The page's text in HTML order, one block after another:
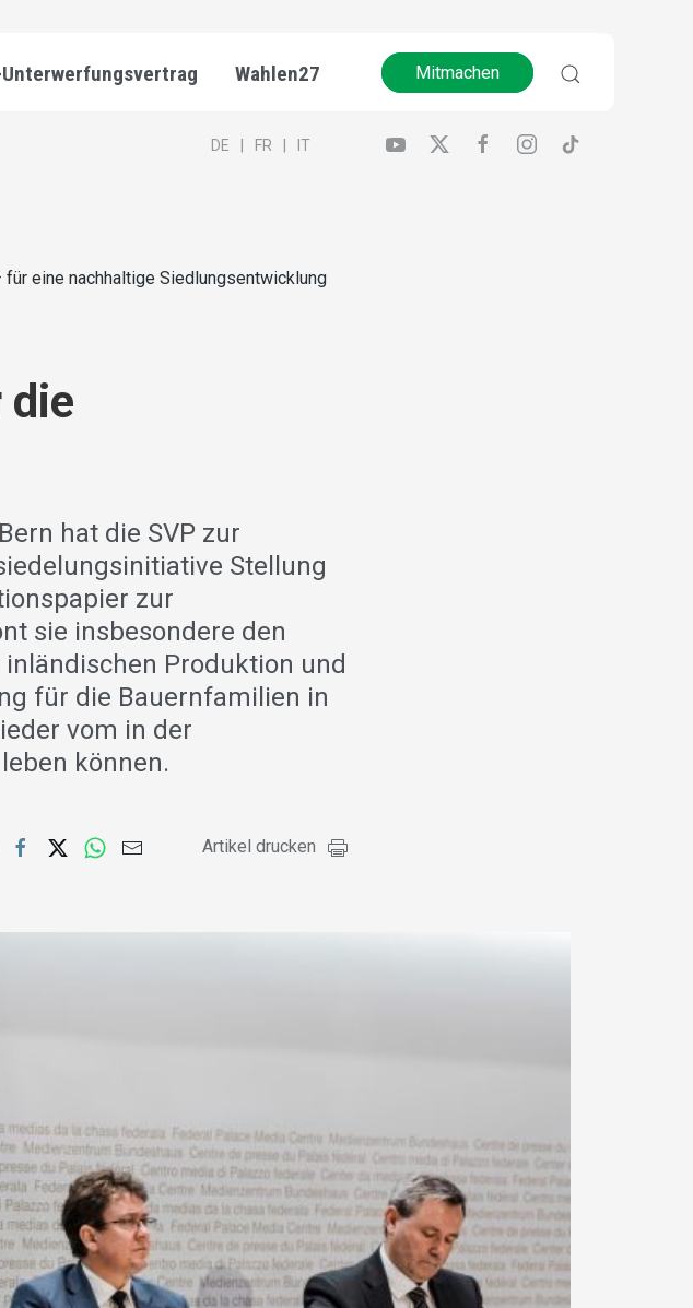
Unterwerfungsvertrag Wahlen27 Mitmachen
DE FR IT
eine nachhaltige Siedlungsentwicklung
die
hat die SVP zur
Stellung
zur
sie insbesondere den
Produktion und
für die Bauernfamilien in
vom in der
können.
Artikel drucken